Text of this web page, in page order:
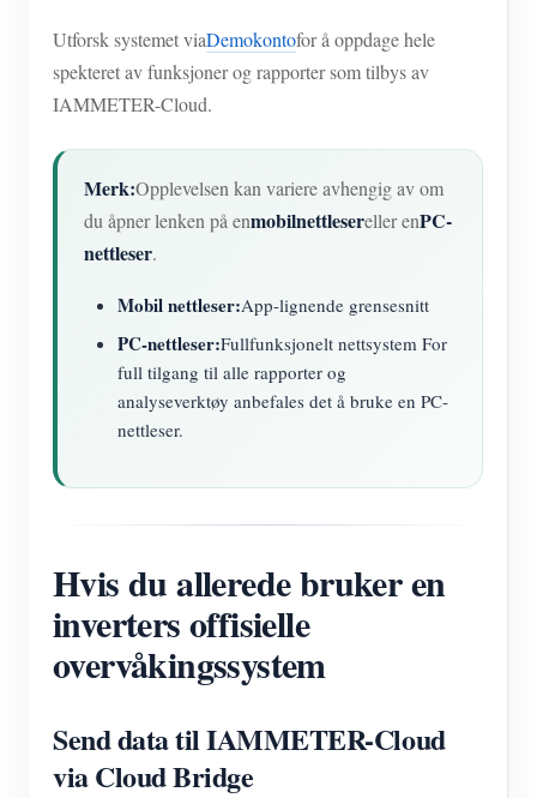
Utforsk systemet viaDemokontofor å oppdage hele
spekteret av funksjoner og rapporter som tilbys av
IAMMETER-Cloud.
Merk:Opplevelsen kan variere avhengig av om
du åpner lenken på enmobilnettlesereller enPC-
nettleser.
Mobil nettleser:App-lignende grensesnitt
PC-nettleser:Fullfunksjonelt nettsystem For
full tilgang til alle rapporter og
analyseverktøy anbefales det å bruke en PC-
nettleser.
Hvis du allerede bruker en
inverters offisielle
overvåkingssystem
Send data til IAMMETER-Cloud
via Cloud Bridge